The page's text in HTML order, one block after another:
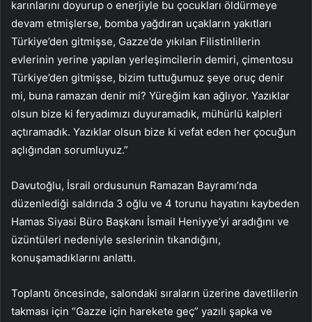
karınlarını doyurup o enerjiyle bu çocukları öldürmeye
devam etmişlerse, bomba yağdıran uçakların yakıtları
Türkiye’den gitmişse, Gazze’de yıkılan Filistinlilerin
evlerinin yerine yapılan yerleşimcilerin demiri, çimentosu
Türkiye’den gitmişse, bizim tuttuğumuz şeye oruç denir
mi, buna ramazan denir mi? Yüreğim kan ağlıyor. Yazıklar
olsun bize ki feryadımızı duyuramadık, mühürlü kalpleri
açtıramadık. Yazıklar olsun bize ki vefat eden her çocuğun
açlığından sorumluyuz.”
Davutoğlu, İsrail ordusunun Ramazan Bayramı’nda
düzenlediği saldırıda 3 oğlu ve 4 torunu hayatını kaybeden
Hamas Siyasi Büro Başkanı İsmail Heniyye’yi aradığını ve
üzüntüleri nedeniyle seslerinin tıkandığını,
konuşamadıklarını anlattı.
Toplantı öncesinde, salondaki sıraların üzerine davetlilerin
takması için “Gazze için harekete geç” yazılı şapka ve